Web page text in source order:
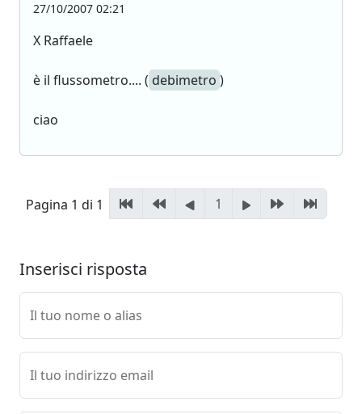
27/10/2007 02:21
X Raffaele
è il flussometro.... ( debimetro )
ciao
Pagina 1 di 1 1
Inserisci risposta
Il tuo nome o alias
Il tuo indirizzo email